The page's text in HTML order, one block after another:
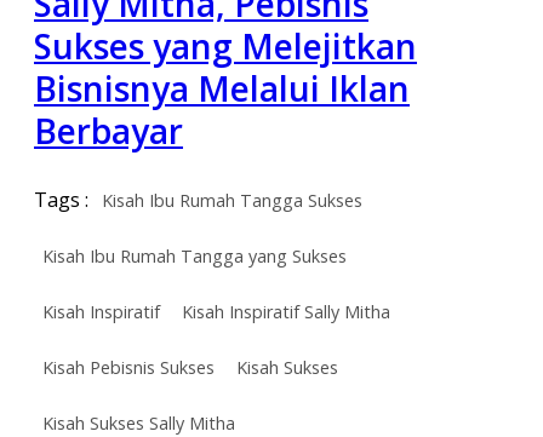
Sukses yang Melejitkan
Bisnisnya Melalui Iklan
Berbayar
Tags : Kisah Ibu Rumah Tangga Sukses
Kisah Ibu Rumah Tangga yang Sukses
Kisah Inspiratif Kisah Inspiratif Sally Mitha
Kisah Pebisnis Sukses Kisah Sukses
Kisah Sukses Sally Mitha